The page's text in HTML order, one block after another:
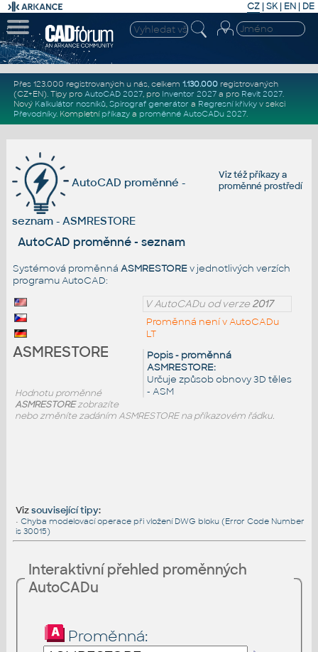
CZ | SK| EN | DE
Přes 123.000 registrovaných u nás, celkem 1.130.000registrovaných
(CZ+EN). Tipy pro AutoCAD 2027, pro Inventor 2027a pro Revit 2027.
Nový Kalkulátor nosníků, Spirograf generátor a Regresní křivkyv sekci
Převodníky. Kompletní příkazya proměnné AutoCADu 2027.
Viz téžpříkazya
proměnné prostředí
AutoCAD proměnné -
seznam - ASMRESTORE
AutoCAD proměnné - seznam
Systémová proměnná ASMRESTOREv jednotlivých verzích
programu AutoCAD:
V AutoCADu od verze2017
Proměnná není v AutoCADu
LT
Popis - proměnná
ASMRESTORE:
Určuje způsob obnovy 3D těles
- ASM
ASMRESTORE
Hodnotu proměnné
ASMRESTOREzobrazíte
nebo změníte zadáním ASMRESTORE na příkazovém řádku.
Vizsouvisející tipy:
• Chyba modelovací operace při vložení DWG bloku (Error Code Number
is 30015)
Interaktivní přehled proměnných
AutoCADu
Proměnná: